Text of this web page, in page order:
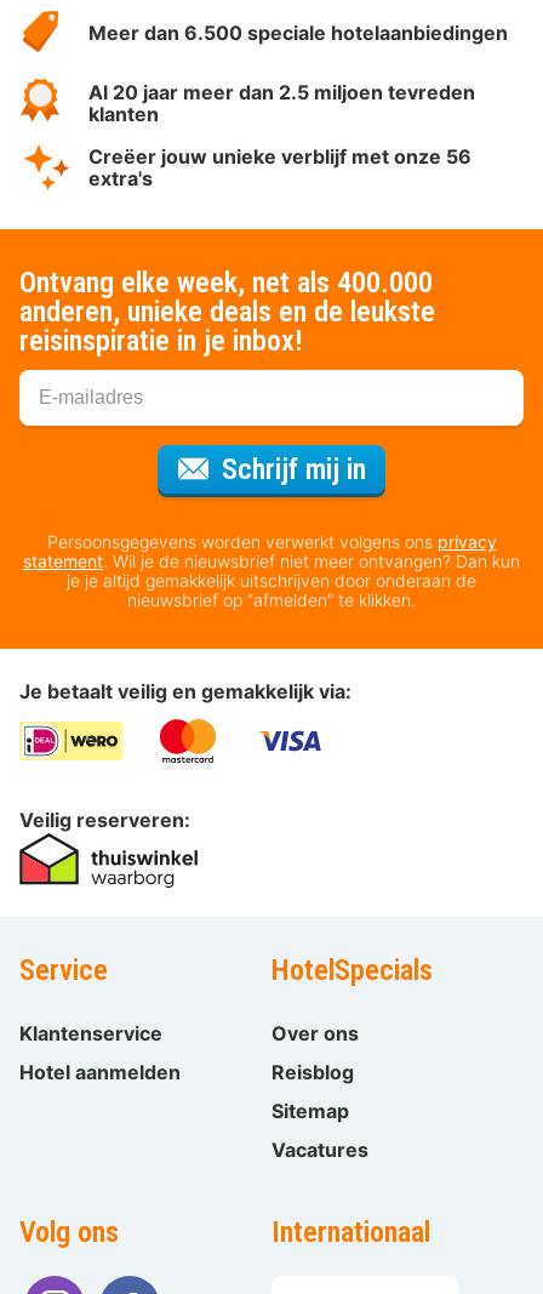
Meer dan 6.500 speciale hotelaanbiedingen
Al 20 jaar meer dan 2.5 miljoen tevreden
klanten
Creëer jouw unieke verblijf met onze 56
extra's
Ontvang elke week, net als 400.000
anderen, unieke deals en de leukste
reisinspiratie in je inbox!
Schrijf mij in
Persoonsgegevens worden verwerkt volgens ons privacy
statement. Wil je de nieuwsbrief niet meer ontvangen? Dan kun
je je altijd gemakkelijk uitschrijven door onderaan de
nieuwsbrief op “afmelden” te klikken.
Je betaalt veilig en gemakkelijk via:
Veilig reserveren:
Service
Klantenservice
Hotel aanmelden
HotelSpecials
Over ons
Reisblog
Sitemap
Vacatures
Volg ons Internationaal